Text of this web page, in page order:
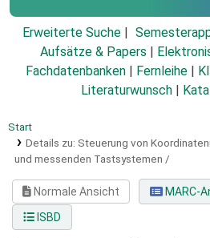
Erweiterte Suche
Aufsätze & Papers
Fachdatenbanken
Fernleihe
Literaturwunsch
Start
Details zu: Steuerung von
und messenden Tastsystemen /
Normale Ansicht
MARC-
ISBD